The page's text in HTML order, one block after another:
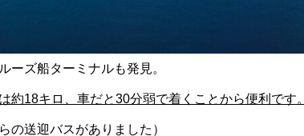
ーズ船ターミナルも発見。
18キロ、車だと30分弱で着くことから便利です。
の送迎バスがありました）